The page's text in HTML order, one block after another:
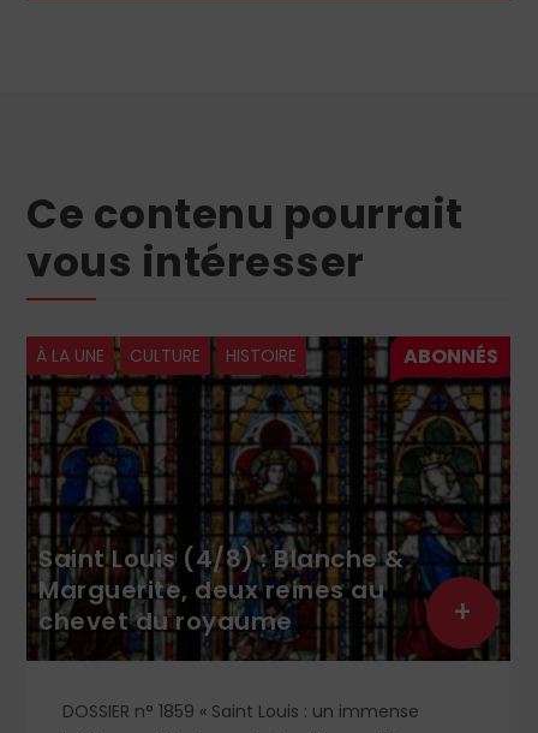
Ce contenu pourrait
vous intéresser
À LA UNE CULTURE HISTOIRE
Saint Louis (4/8) : Blanche &
Marguerite, deux reines au
chevet du royaume
DOSSIER n° 1859 « Saint Louis : un immense
+